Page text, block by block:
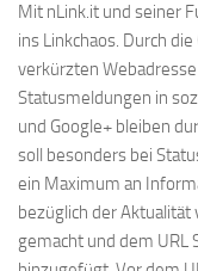
Mit nLink.it und seiner
ins Linkchaos. Durch
verkürzten
Statusmeldungen in
und Google+ bleiben
soll besonders bei
ein Maximum an
bezüglich der Aktualität
gemacht und dem URL